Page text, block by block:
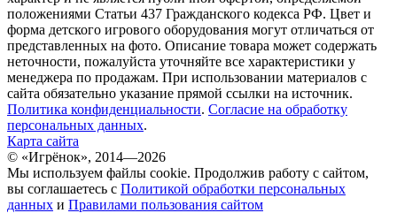
положениями Статьи 437 Гражданского кодекса РФ. Цвет и
форма детского игрового оборудования могут отличаться от
представленных на фото. Описание товара может содержать
неточности, пожалуйста уточняйте все характеристики у
менеджера по продажам. При использовании материалов с
сайта обязательно указание прямой ссылки на источник.
Политика конфиденциальности. Согласие на обработку
персональных данных.
Карта сайта
© «Игрёнок», 2014—2026
Мы используем файлы cookie. Продолжив работу с сайтом,
вы соглашаетесь с Политикой обработки персональных
данных и Правилами пользования сайтом